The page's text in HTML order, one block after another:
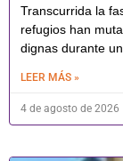
Transcurrida la
refugios han
dignas durante
LEER MÁS »
4 de agosto de 2026